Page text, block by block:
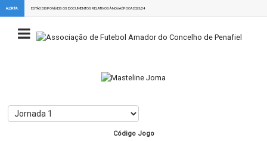
ALERTA: ESTÃO DISPONÍVEIS OS DOCUMENTOS RELATIVOS À NOVA ÉPOCA 2023/24
Código Jogo